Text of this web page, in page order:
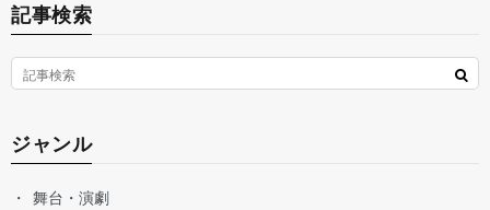
記事検索
ジャンル
舞台・演劇